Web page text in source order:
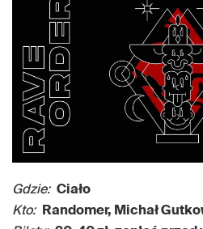
Gdzie: Ciało
Kto: Randomer, Michał